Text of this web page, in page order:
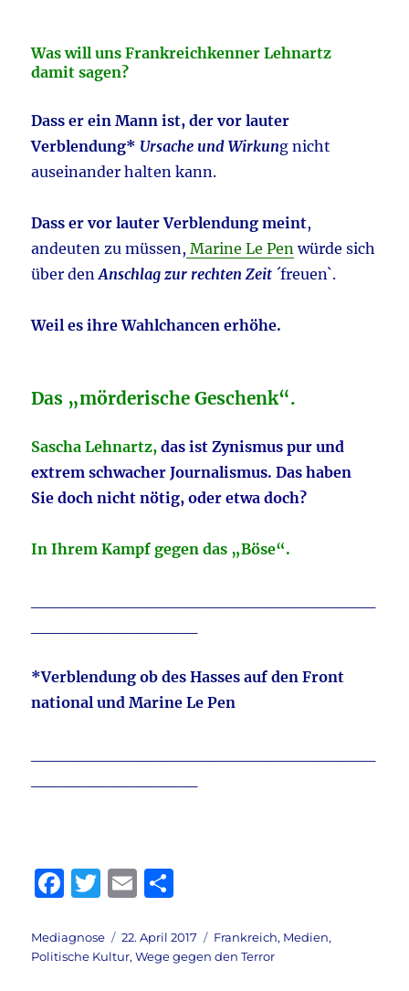
Was will uns Frankreichkenner Lehnartz
damit sagen?
Dass er ein Mann ist, der vor lauter
Verblendung* Ursache und Wirkung nicht
auseinander halten kann.
Dass er vor lauter Verblendung meint,
andeuten zu müssen, Marine Le Penwürde sich
über denAnschlag zur rechten Zeit ´freuen`.
Weil es ihre Wahlchancen erhöhe.
Das „mörderische Geschenk“.
Sascha Lehnartz, das ist Zynismus pur und
extrem schwacher Journalismus. Das haben
Sie doch nicht nötig, oder etwa doch?
In Ihrem Kampf gegen das „Böse“.
*Verblendung ob des Hasses auf den Front
national und Marine Le Pen
F
c
e
T
it
te
E
ai
l
le
n
Autor
Mediagnose
Veröffentlicht
am
22. April 2017 Kategorien
Frankreich, Medien,
Politische Kultur,Wege gegen den Terror